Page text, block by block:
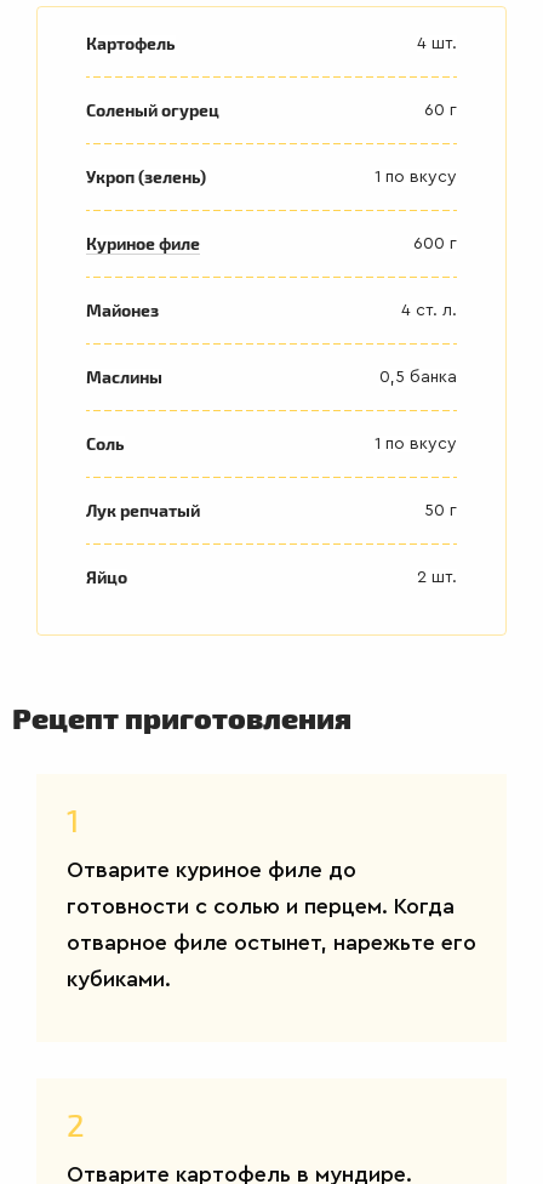
Картофель 4 шт.
Соленый огурец 60 г
Укроп (зелень) 1 по вкусу
Куриное филе 600 г
Майонез 4 ст. л.
Маслины 0,5 банка
Соль 1 по вкусу
Лук репчатый 50 г
Яйцо 2 шт.
Рецепт приготовления
1
Отварите куриное филе до
готовности с солью и перцем. Когда
отварное филе остынет, нарежьте его
кубиками.
2
Отварите картофель в мундире.